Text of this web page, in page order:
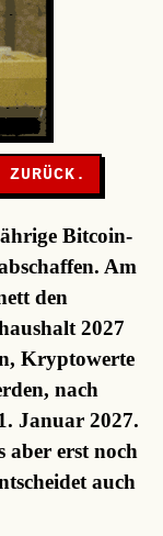
Bitcoin-
Am
den
2027
Kryptowerte
nach
Januar 2027.
aber erst noch
auch